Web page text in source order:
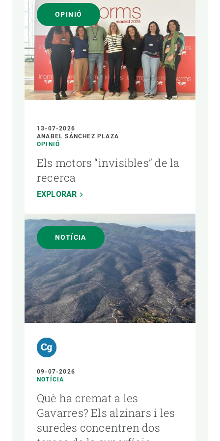
OPINIÓ
13-07-2026
ANABEL SÁNCHEZ PLAZA
OPINIÓ
Els motors “invisibles” de la
recerca
EXPLORAR
NOTÍCIA
09-07-2026
NOTÍCIA
Què ha cremat a les
Gavarres? Els alzinars i les
suredes concentren dos